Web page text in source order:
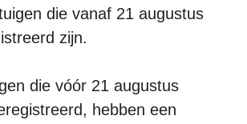
die vanaf 21 augustus
zijn.
die vóór 21 augustus
hebben een